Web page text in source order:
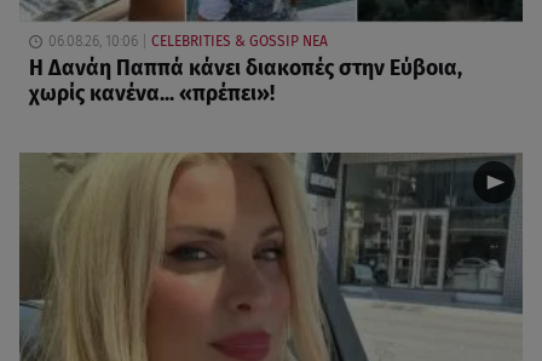
06.08.26, 10:06 CELEBRITIES & GOSSIP ΝΕΑ
Η Δανάη Παππά κάνει διακοπές στην Εύβοια,
χωρίς κανένα... «πρέπει»!